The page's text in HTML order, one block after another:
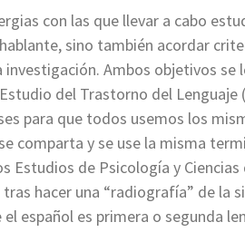
con las que llevar a cabo
sino también acordar
investigación. Ambos objetivos se
del Trastorno del Lenguaje
para que todos usemos los
comparta y se use la misma
Estudios de Psicología y Ciencias
tras hacer una “radiografía” de la
español es primera o segunda